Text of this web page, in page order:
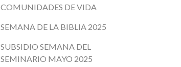
COMUNIDADES DE VIDA
SEMANA DE LA BIBLIA 2025
SUBSIDIO SEMANA DEL
SEMINARIO MAYO 2025